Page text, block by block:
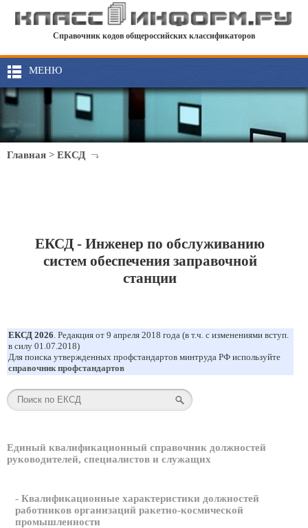
Справочник кодов общероссийских классификаторов
МЕНЮ
Главная > ЕКСД
ЕКСД - Инженер по обслуживанию
систем обеспечения заправочной
станции
ЕКСД 2026. Редакция от 9 апреля 2018 года (в т.ч. с изменениями вступ.
в силу 01.07.2018)
Для поиска утвержденных профстандартов минтруда РФ используйте
справочник профстандартов
Единый квалификационный справочник должностей
руководителей, специалистов и служащих
- Квалификационные характеристики должностей
работников организаций ракетно-космической
промышленности